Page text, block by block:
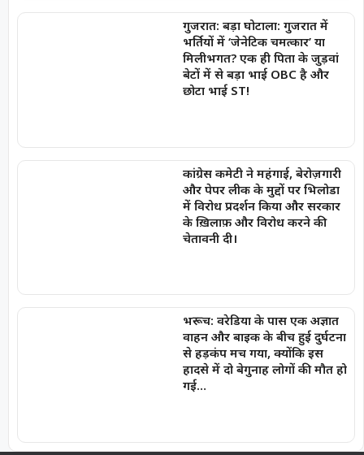
गुजरात: बड़ा घोटाला: गुजरात में
भर्तियों में ‘जेनेटिक चमत्कार’ या
मिलीभगत? एक ही पिता के जुड़वां
बेटों में से बड़ा भाई OBC है और
छोटा भाई ST!
कांग्रेस कमेटी ने महंगाई, बेरोज़गारी
और पेपर लीक के मुद्दों पर भिलोडा
में विरोध प्रदर्शन किया और सरकार
के ख़िलाफ़ और विरोध करने की
चेतावनी दी।
भरूच: वरेडिया के पास एक अज्ञात
वाहन और बाइक के बीच हुई दुर्घटना
से हड़कंप मच गया, क्योंकि इस
हादसे में दो बेगुनाह लोगों की मौत हो
गई…